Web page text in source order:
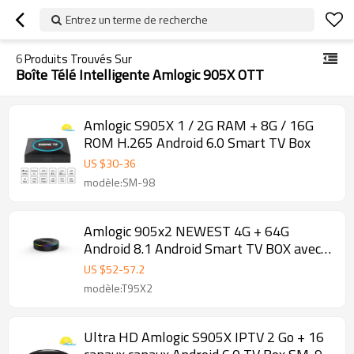
Entrez un terme de recherche
6Produits Trouvés Sur
Boîte Télé Intelligente Amlogic 905X OTT
Amlogic S905X 1 / 2G RAM + 8G / 16G
ROM H.265 Android 6.0 Smart TV Box
US $30-36
modèle:SM-98
Amlogic 905x2 NEWEST 4G + 64G
Android 8.1 Android Smart TV BOX avec
Bluetooth 4.0, Double Android tv box
Fabricants et fournisseurs
US $52-57.2
modèle:T95X2
Ultra HD Amlogic S905X IPTV 2 Go + 16